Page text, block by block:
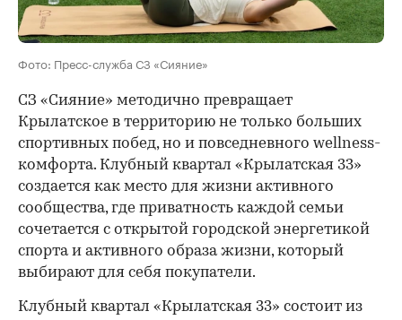
Фото: Пресс-служба СЗ «Сияние»
СЗ «Сияние» методично превращает
Крылатское в территорию не только больших
спортивных побед, но и повседневного wellness-
комфорта. Клубный квартал «Крылатская 33»
создается как место для жизни активного
сообщества, где приватность каждой семьи
сочетается с открытой городской энергетикой
спорта и активного образа жизни, который
выбирают для себя покупатели.
Клубный квартал «Крылатская 33» состоит из